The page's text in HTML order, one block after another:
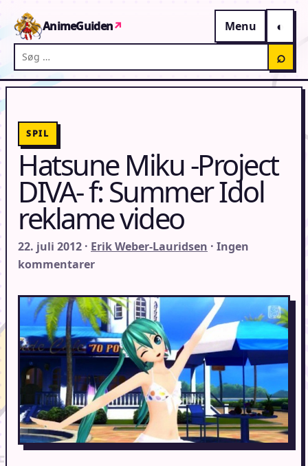
AnimeGuiden↗
Menu
Søg på AnimeGuiden
⌕
SPIL
Hatsune Miku -Project
DIVA- f: Summer Idol
reklame video
22. juli 2012 · Erik Weber-Lauridsen · Ingen
kommentarer